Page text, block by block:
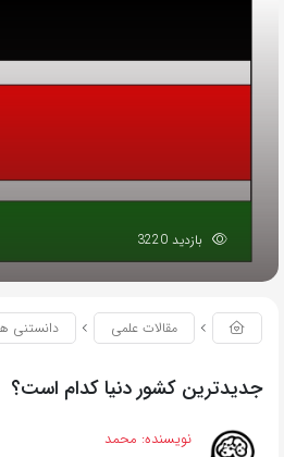
بازدید 3220
مقالات علمی دانستنی
جدیدترین کشور دنیا کدام است؟
نویسنده: محمد